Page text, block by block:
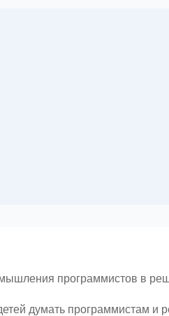
программистов в
думать программистам и